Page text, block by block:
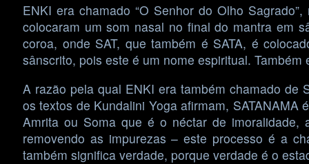
ENKI era chamado “O Senhor do Olho
colocaram um som nasal no final do mantra em
coroa, onde SAT, que também é SATA, é
sânscrito, pois este é um nome espiritual.
A razão pela qual ENKI era também chamado de
os textos de Kundalini Yoga afirmam,
Amrita ou Soma que é o néctar de
removendo as impurezas – este processo é a
também significa verdade, porque verdade é o